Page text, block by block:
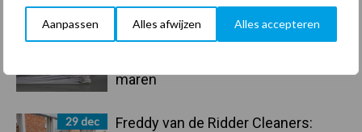
Aanpassen Alles afwijzen Alles accepteren
Sidebar
30 dec
Hervorming flexibele
maren
29 dec
Freddy van de Ridder Cleaners: